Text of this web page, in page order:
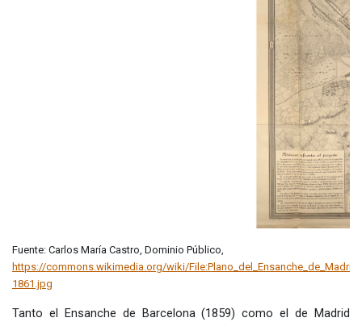
Fuente: Carlos María Castro, Dominio Público,
https://commons.wikimedia.org/wiki/File:Plano_del_Ensanche_de_Madrid-
1861.jpg
Tanto el Ensanche de Barcelona (1859) como el de Madrid